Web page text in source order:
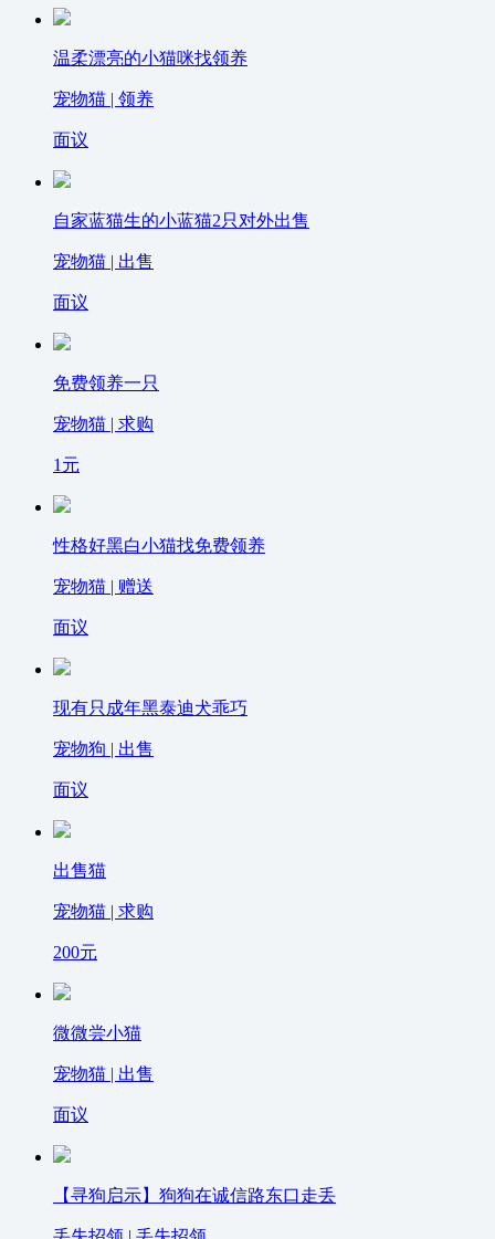
温柔漂亮的小猫咪找领养
宠物猫 | 领养
面议
自家蓝猫生的小蓝猫2只对外出售
宠物猫 | 出售
面议
免费领养一只
宠物猫 | 求购
1 元
性格好黑白小猫找免费领养
宠物猫 | 赠送
面议
现有只成年黑泰迪犬乖巧
宠物狗 | 出售
面议
出售猫
宠物猫 | 求购
200元
微微尝小猫
宠物猫 | 出售
面议
【寻狗启示】狗狗在诚信路东口走丢